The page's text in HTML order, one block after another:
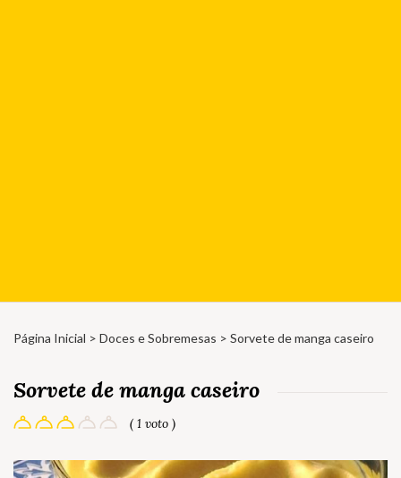
Página Inicial > Doces e Sobremesas > Sorvete de manga caseiro
Sorvete de manga caseiro
( 1 voto )